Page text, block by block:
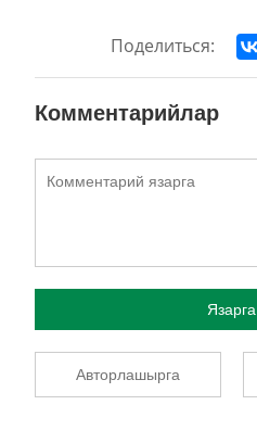
Поделиться:
Комментарийлар
Язарга
Авторлашырга